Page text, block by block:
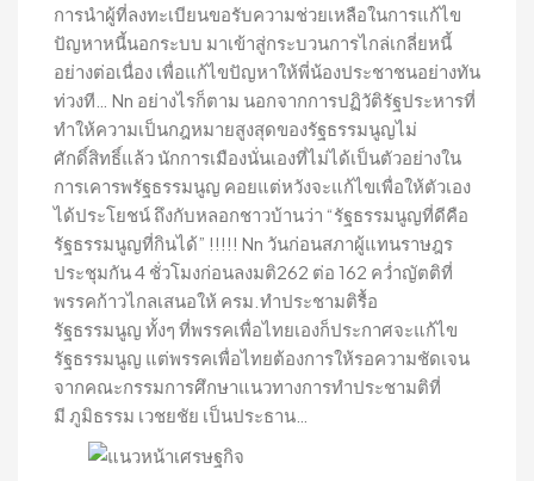
การนำผู้ที่ลงทะเบียนขอรับความช่วยเหลือในการแก้ไข
ปัญหาหนี้นอกระบบ มาเข้าสู่กระบวนการไกล่เกลี่ยหนี้
อย่างต่อเนื่อง เพื่อแก้ไขปัญหาให้พี่น้องประชาชนอย่างทัน
ท่วงที… Nn อย่างไรก็ตาม นอกจากการปฏิวัติรัฐประหารที่
ทำให้ความเป็นกฎหมายสูงสุดของรัฐธรรมนูญไม่
ศักดิ์สิทธิ์แล้ว นักการเมืองนั่นเองที่ไม่ได้เป็นตัวอย่างใน
การเคารพรัฐธรรมนูญ คอยแต่หวังจะแก้ไขเพื่อให้ตัวเอง
ได้ประโยชน์ ถึงกับหลอกชาวบ้านว่า “รัฐธรรมนูญที่ดีคือ
รัฐธรรมนูญที่กินได้” !!!!! Nn วันก่อนสภาผู้แทนราษฎร
ประชุมกัน 4 ชั่วโมงก่อนลงมติ262 ต่อ 162 คว่ำญัตติที่
พรรคก้าวไกลเสนอให้ ครม.ทำประชามติรื้อ
รัฐธรรมนูญ ทั้งๆ ที่พรรคเพื่อไทยเองก็ประกาศจะแก้ไข
รัฐธรรมนูญ แต่พรรคเพื่อไทยต้องการให้รอความชัดเจน
จากคณะกรรมการศึกษาแนวทางการทำประชามติที่
มี ภูมิธรรม เวชยชัย เป็นประธาน…